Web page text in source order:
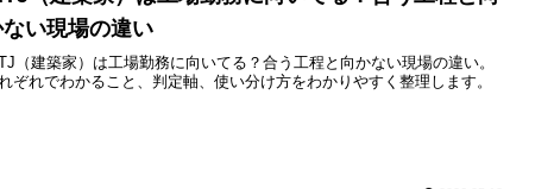
い現場の違い
（建築家）は工場勤務に向いてる？合う工程と向かない現場の違い。
ぞれでわかること、判定軸、使い分け方をわかりやすく整理します。